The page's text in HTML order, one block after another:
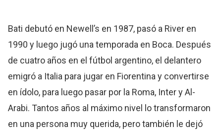
Bati debutó en Newell’s en 1987, pasó a River en
1990 y luego jugó una temporada en Boca. Después
de cuatro años en el fútbol argentino, el delantero
emigró a Italia para jugar en Fiorentina y convertirse
en ídolo, para luego pasar por la Roma, Inter y Al-
Arabi. Tantos años al máximo nivel lo transformaron
en una persona muy querida, pero también le dejó